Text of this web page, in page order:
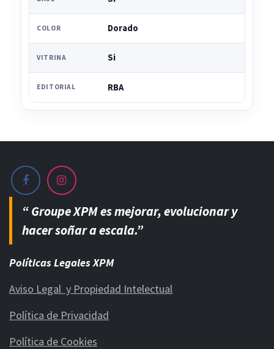
COLOR Dorado
VITRINA Si
EDITORIAL RBA
“ Groupe XPM es mejorar, evolucionar y
hacer soñar a escala.”
Políticas Legales XPM
Aviso Legal y Propiedad Intelectual
Política de Privacidad
Política de Cookies